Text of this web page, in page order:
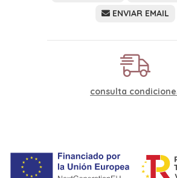
ENVIAR EMAIL
consulta